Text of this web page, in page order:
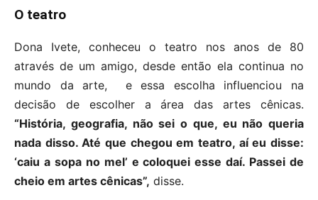
O teatro
Dona Ivete, conheceu o teatro nos anos de 80
através de um amigo, desde então ela continua no
mundo da arte, e essa escolha influenciou na
decisão de escolher a área das artes cênicas.
“História, geografia, não sei o que, eu não queria
nada disso. Até que chegou em teatro, aí eu disse:
‘caiu a sopa no mel’ e coloquei esse daí. Passei de
cheio em artes cênicas”, disse.